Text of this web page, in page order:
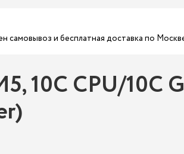
самовывоз и бесплатная доставка по
10C CPU/10C